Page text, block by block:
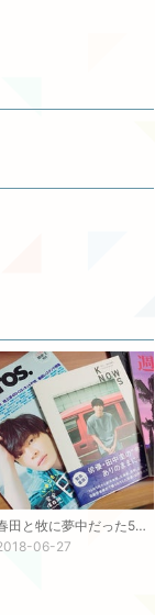
春田と牧に夢中だった5、6月
06-27